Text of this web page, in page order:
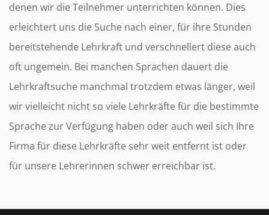
denen wir die Teilnehmer unterrichten können. Dies
erleichtert uns die Suche nach einer, für ihre Stunden
bereitstehende Lehrkraft und verschnellert diese auch
oft ungemein. Bei manchen Sprachen dauert die
Lehrkraftsuche manchmal trotzdem etwas länger, weil
wir vielleicht nicht so viele Lehrkräfte für die bestimmte
Sprache zur Verfügung haben oder auch weil sich Ihre
Firma für diese Lehrkräfte sehr weit entfernt ist oder
für unsere Lehrerinnen schwer erreichbar ist.